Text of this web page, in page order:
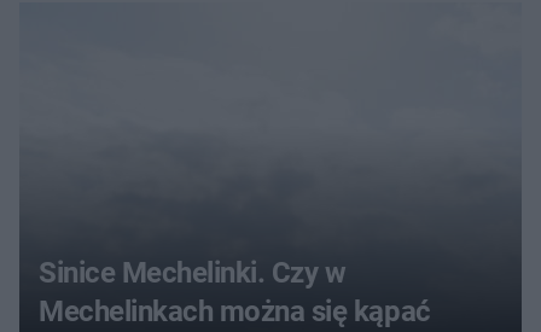
Sinice Mechelinki. Czy w
Mechelinkach można się kąpać